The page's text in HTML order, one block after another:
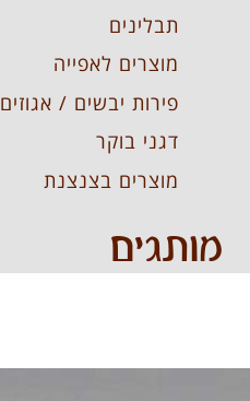
תבלינים
מוצרים לאפייה
פירות יבשים / אגוזים
דגני בוקר
מוצרים בצנצנת
מותגים